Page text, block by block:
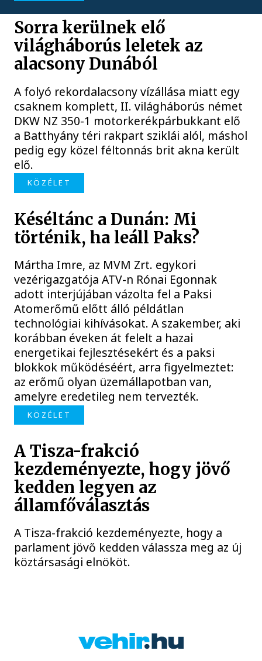
Sorra kerülnek elő
világháborús leletek az
alacsony Dunából
A folyó rekordalacsony vízállása miatt egy
csaknem komplett, II. világháborús német
DKW NZ 350-1 motorkerékpárbukkant elő
a Batthyány téri rakpart sziklái alól, máshol
pedig egy közel féltonnás brit akna került
elő.
KÖZÉLET
Késéltánc a Dunán: Mi
történik, ha leáll Paks?
Mártha Imre, az MVM Zrt. egykori
vezérigazgatója ATV-n Rónai Egonnak
adott interjújában vázolta fel a Paksi
Atomerőmű előtt álló példátlan
technológiai kihívásokat. A szakember, aki
korábban éveken át felelt a hazai
energetikai fejlesztésekért és a paksi
blokkok működéséért, arra figyelmeztet:
az erőmű olyan üzemállapotban van,
amelyre eredetileg nem tervezték.
KÖZÉLET
A Tisza-frakció
kezdeményezte, hogy jövő
kedden legyen az
államfőválasztás
A Tisza-frakció kezdeményezte, hogy a
parlament jövő kedden válassza meg az új
köztársasági elnököt.